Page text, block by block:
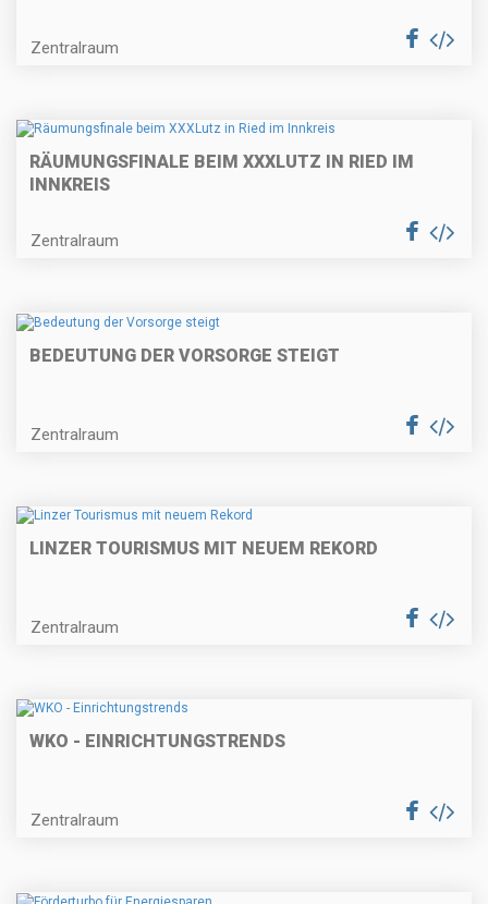
Zentralraum
RÄUMUNGSFINALE BEIM XXXLUTZ IN RIED IM
INNKREIS
Zentralraum
BEDEUTUNG DER VORSORGE STEIGT
Zentralraum
LINZER TOURISMUS MIT NEUEM REKORD
Zentralraum
WKO - EINRICHTUNGSTRENDS
Zentralraum